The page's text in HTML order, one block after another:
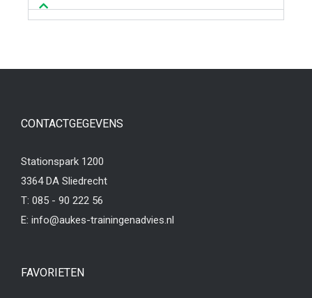
CONTACTGEGEVENS
Stationspark 1200
3364 DA Sliedrecht
T: 085 - 90 222 56
E: info@aukes-trainingenadvies.nl
FAVORIETEN